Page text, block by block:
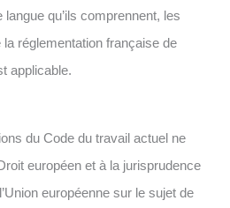
qu’ils comprennent, les
réglementation française de
applicable.
du Code du travail actuel ne
européen et à la jurisprudence
européenne sur le sujet de